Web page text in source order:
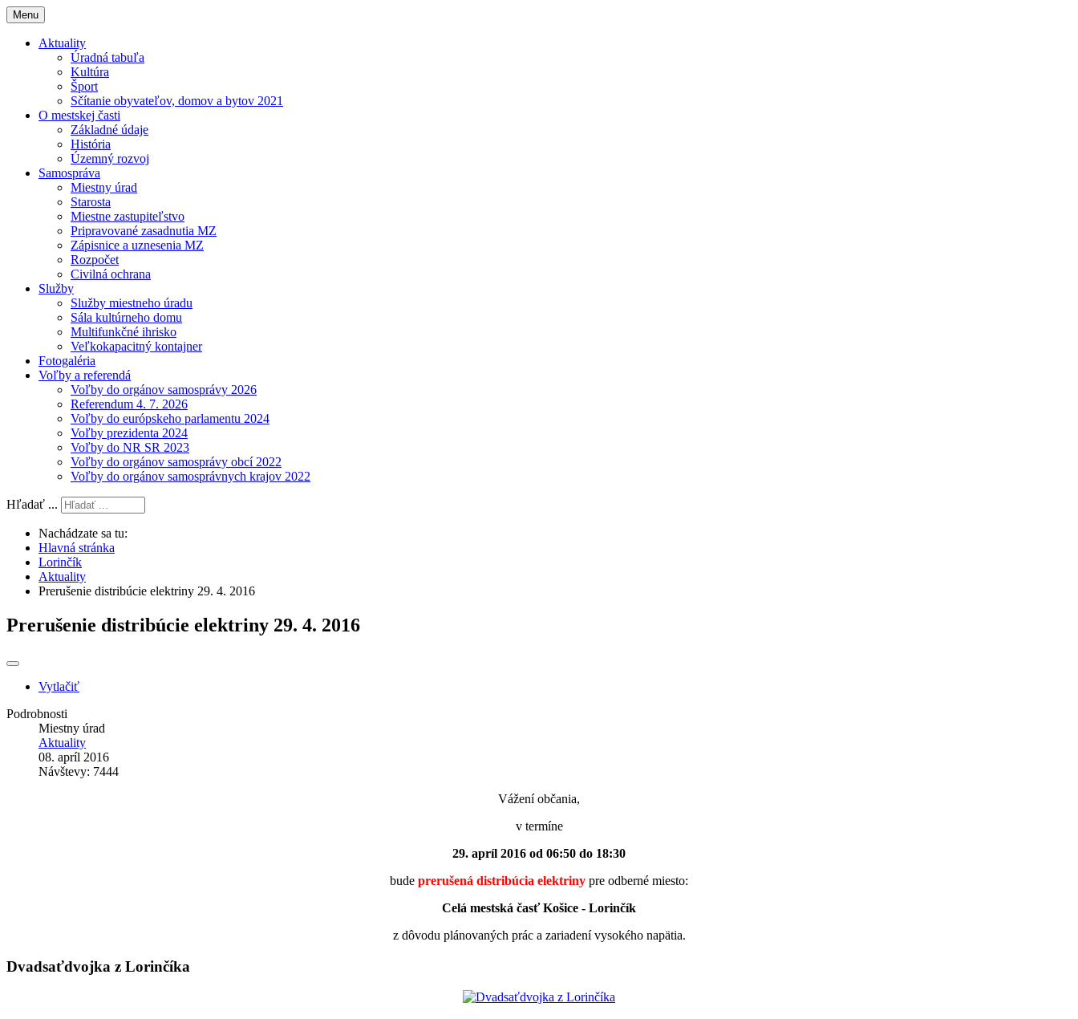
Menu
Aktuality
Úradná tabuľa
Kultúra
Šport
Sčítanie obyvateľov, domov a bytov 2021
O mestskej časti
Základné údaje
História
Územný rozvoj
Samospráva
Miestny úrad
Starosta
Miestne zastupiteľstvo
Pripravované zasadnutia MZ
Zápisnice a uznesenia MZ
Rozpočet
Civilná ochrana
Služby
Služby miestneho úradu
Sála kultúrneho domu
Multifunkčné ihrisko
Veľkokapacitný kontajner
Fotogaléria
Voľby a referendá
Voľby do orgánov samosprávy 2026
Referendum 4. 7. 2026
Voľby do európskeho parlamentu 2024
Voľby prezidenta 2024
Voľby do NR SR 2023
Voľby do orgánov samosprávy obcí 2022
Voľby do orgánov samosprávnych krajov 2022
Hľadať ...
Nachádzate sa tu:
Hlavná stránka
Lorinčík
Aktuality
Prerušenie distribúcie elektriny 29. 4. 2016
Prerušenie distribúcie elektriny 29. 4. 2016
Vytlačiť
Podrobnosti
Miestny úrad
Aktuality
08. apríl 2016
Návštevy: 7444
Vážení občania,
v termíne
29. apríl 2016 od 06:50 do 18:30
bude prerušená distribúcia elektriny pre odberné miesto:
Celá mestská časť Košice - Lorinčík
z dôvodu plánovaných prác a zariadení vysokého napätia.
Dvadsaťdvojka z Lorinčíka